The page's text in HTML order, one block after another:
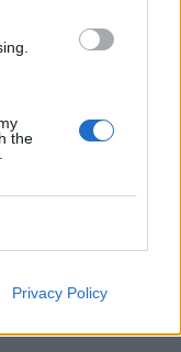
the
Privacy Policy
είναι... 2 μηνών!
του πατέρα
στα οστά
παραγωγή
τέλη